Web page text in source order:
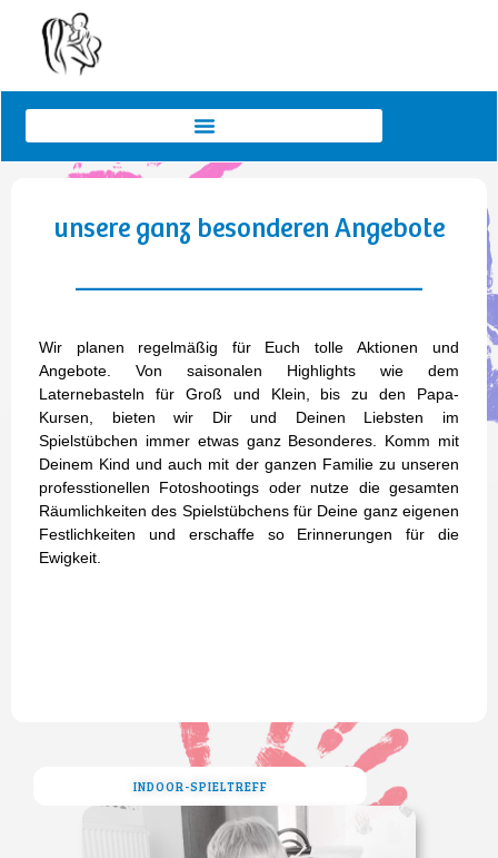
unsere ganz besonderen Angebote
Wir planen regelmäßig für Euch tolle Aktionen und
Angebote. Von saisonalen Highlights wie dem
Laternebasteln für Groß und Klein, bis zu den Papa-
Kursen, bieten wir Dir und Deinen Liebsten im
Spielstübchen immer etwas ganz Besonderes. Komm mit
Deinem Kind und auch mit der ganzen Familie zu unseren
professtionellen Fotoshootings oder nutze die gesamten
Räumlichkeiten des Spielstübchens für Deine ganz eigenen
Festlichkeiten und erschaffe so Erinnerungen für die
Ewigkeit.
INDOOR-SPIELTREFF